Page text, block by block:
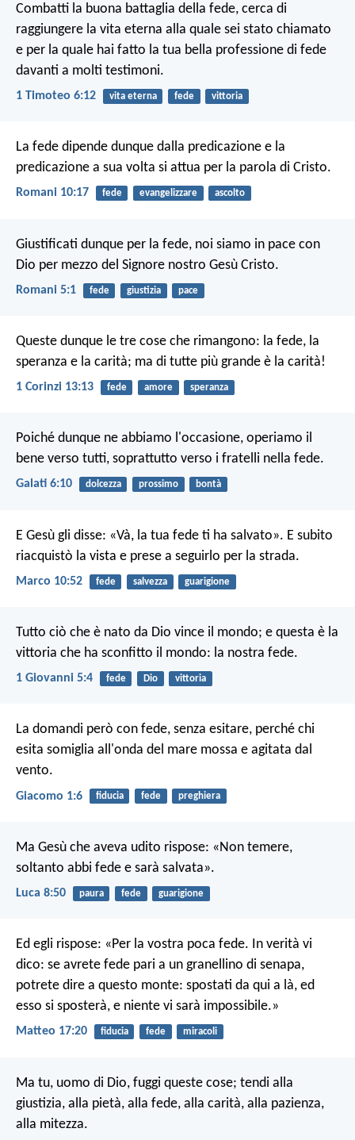
Combatti la buona battaglia della fede, cerca di
raggiungere la vita eterna alla quale sei stato chiamato
e per la quale hai fatto la tua bella professione di fede
davanti a molti testimoni.
1 Timoteo 6:12 vita eterna fede vittoria
La fede dipende dunque dalla predicazione e la
predicazione a sua volta si attua per la parola di Cristo.
Romani 10:17 fede evangelizzare ascolto
Giustificati dunque per la fede, noi siamo in pace con
Dio per mezzo del Signore nostro Gesù Cristo.
Romani 5:1 fede giustizia pace
Queste dunque le tre cose che rimangono: la fede, la
speranza e la carità; ma di tutte più grande è la carità!
1 Corinzi 13:13 fede amore speranza
Poiché dunque ne abbiamo l'occasione, operiamo il
bene verso tutti, soprattutto verso i fratelli nella fede.
Galati 6:10 dolcezza prossimo bontà
E Gesù gli disse: «Và, la tua fede ti ha salvato». E subito
riacquistò la vista e prese a seguirlo per la strada.
Marco 10:52 fede salvezza guarigione
Tutto ciò che è nato da Dio vince il mondo; e questa è la
vittoria che ha sconfitto il mondo: la nostra fede.
1 Giovanni 5:4 fede Dio vittoria
La domandi però con fede, senza esitare, perché chi
esita somiglia all'onda del mare mossa e agitata dal
vento.
Giacomo 1:6 fiducia fede preghiera
Ma Gesù che aveva udito rispose: «Non temere,
soltanto abbi fede e sarà salvata».
Luca 8:50 paura fede guarigione
Ed egli rispose: «Per la vostra poca fede. In verità vi
dico: se avrete fede pari a un granellino di senapa,
potrete dire a questo monte: spostati da qui a là, ed
esso si sposterà, e niente vi sarà impossibile.»
Matteo 17:20 fiducia fede miracoli
Ma tu, uomo di Dio, fuggi queste cose; tendi alla
giustizia, alla pietà, alla fede, alla carità, alla pazienza,
alla mitezza.